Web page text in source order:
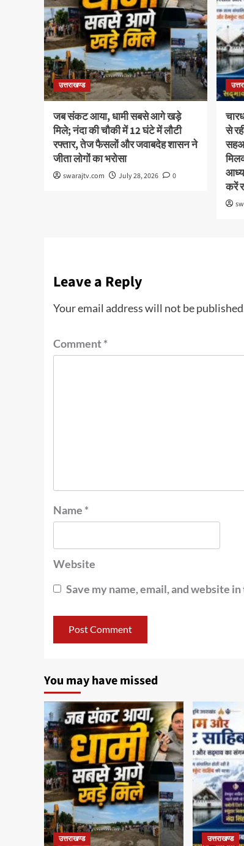
उत्तराखण्ड
जब संकट आया, धामी सबसे आगे खड़े
मिले; नंदा की चौकी में 12 घंटे में लौटी
रफ्तार, तेज फैसलों और जवाबदेह शासन ने
जीता लोगों का भरोसा
swarajtv.com July 28, 2026 0
से
करें
Leave a Reply
Your email address will not be
Comment*
Name *
Website
Save my name, email, and website
You may have missed
उत्तराखण्ड उत्तराखण्ड